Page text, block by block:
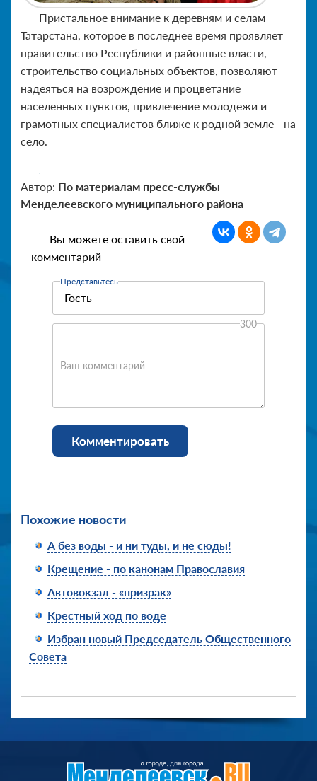
Пристальное внимание к деревням и селам
Татарстана, которое в последнее время проявляет
правительство Республики и районные власти,
строительство социальных объектов, позволяют
надеяться на возрождение и процветание
населенных пунктов, привлечение молодежи и
грамотных специалистов ближе к родной земле - на
село.
Автор: По материалам пресс-службы
Менделеевского муниципального района
Вы можете оставить свой
комментарий
Представьтесь
Ваш комментарий
300
Комментировать
Похожие новости
А без воды - и ни туды, и не сюды!
Крещение - по канонам Православия
Автовокзал - «призрак»
Крестный ход по воде
Избран новый Председатель Общественного
Совета